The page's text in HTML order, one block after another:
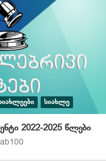
ᲡᲘᲐᲮᲚᲔ
2022-2025 წლები